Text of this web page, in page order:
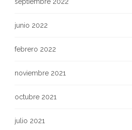
junio 2022
febrero 2022
noviembre 2021
octubre 2021
julio 2021